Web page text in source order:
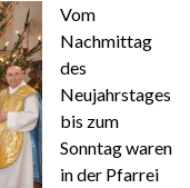
Vom
Nachmittag
des
Neujahrstages
bis zum
Sonntag waren
in der Pfarrei